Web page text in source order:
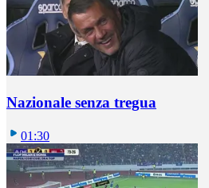
Nazionale senza tregua
01:30